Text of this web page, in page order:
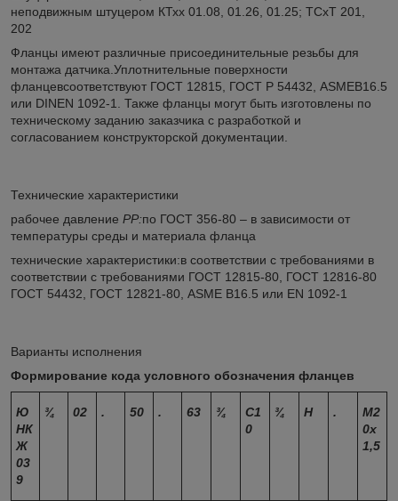
неподвижным штуцером КТхх 01.08, 01.26, 01.25; ТСхТ 201,
202
Фланцы имеют различные присоединительные резьбы для
монтажа датчика.Уплотнительные поверхности
фланцевсоответствуют ГОСТ 12815, ГОСТ Р 54432, ASMEB16.5
или DINEN 1092-1. Также фланцы могут быть изготовлены по
техническому заданию заказчика с разработкой и
согласованием конструкторской документации.
Технические характеристики
рабочее давление РР:по ГОСТ 356-80 – в зависимости от
температуры среды и материала фланца
технические характеристики:в соответствии с требованиями в
соответствии с требованиями ГОСТ 12815-80, ГОСТ 12816-80
ГОСТ 54432, ГОСТ 12821-80, ASME B16.5 или EN 1092-1
Варианты исполнения
Формирование кода условного обозначения фланцев
Ю
НК
Ж
03
9
¾ 02 . 50 . 63 ¾
С1
0
¾ Н .
М2
0х
1,5